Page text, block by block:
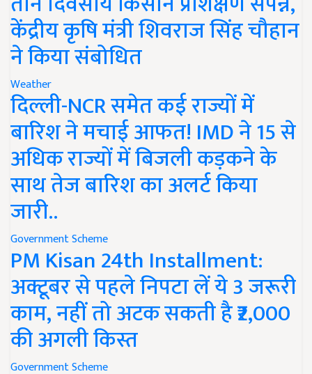
केंद्रीय कृषि मंत्री शिवराज सिंह चौहान
ने किया संबोधित
Weather
दिल्ली-NCR समेत कई राज्यों में
बारिश ने मचाई आफत! IMD ने 15 से
अधिक राज्यों में बिजली कड़कने के
साथ तेज बारिश का अलर्ट किया
जारी..
Government Scheme
PM Kisan 24th Installment:
अक्टूबर से पहले निपटा लें ये 3 जरूरी
काम, नहीं तो अटक सकती है ₹2,000
की अगली किस्त
Government Scheme